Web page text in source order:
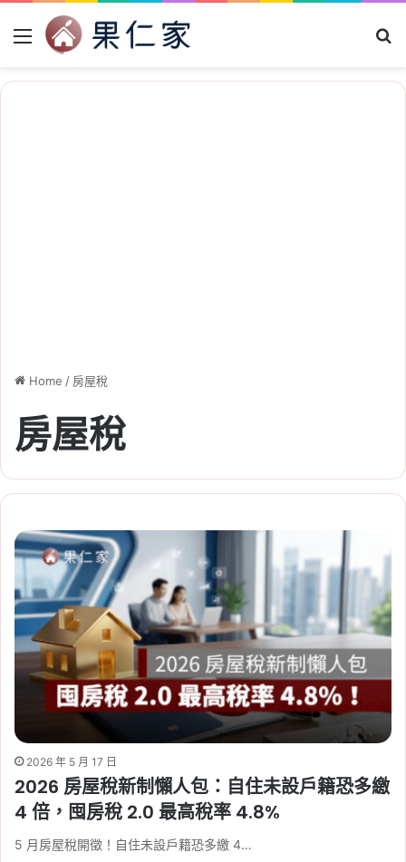
Menu
Home / 房屋稅
房屋稅
2026 年 5 月 17 日
2026 房屋稅新制懶人包：自住未設戶籍恐多繳
4 倍，囤房稅 2.0 最高稅率 4.8%
5 月房屋稅開徵！自住未設戶籍恐多繳 4…